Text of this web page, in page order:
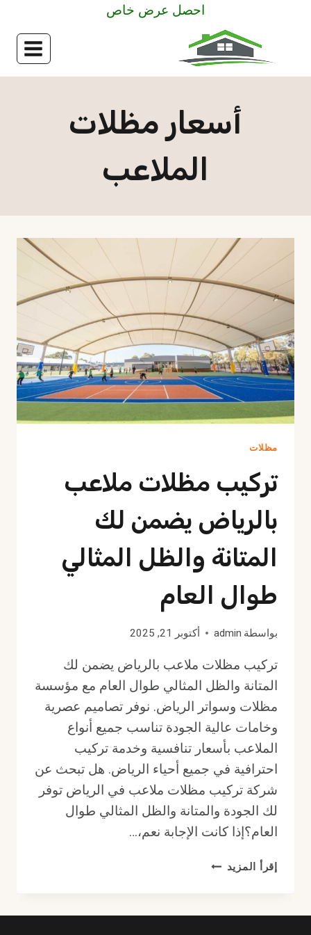
احصل عرض خاص
أسعار مظلات
الملاعب
مظلات
تركيب مظلات ملاعب
بالرياض يضمن لك
المتانة والظل المثالي
طوال العام
بواسطة admin أكتوبر 21, 2025
تركيب مظلات ملاعب بالرياض يضمن لك
المتانة والظل المثالي طوال العام مع مؤسسة
مظلات وسواتر الرياض. نوفر تصاميم عصرية
وخامات عالية الجودة تناسب جميع أنواع
الملاعب بأسعار تنافسية وخدمة تركيب
احترافية في جميع أحياء الرياض. هل تبحث عن
شركة تركيب مظلات ملاعب في الرياض توفر
لك الجودة والمتانة والظل المثالي طوال
العام؟إذا كانت الإجابة نعم،…
إقرأ المزيد تركيب
بالرياض